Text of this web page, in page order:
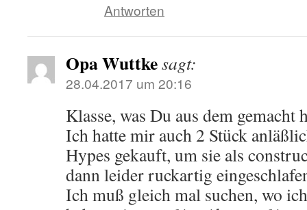
Antworten
Opa Wuttkesagt:
28.04.2017 um 20:16
Klasse, was Du aus dem gemacht
Ich hatte mir auch 2 Stück
Hypes gekauft, um sie als
dann leider ruckartig
Ich muß gleich mal suchen, wo